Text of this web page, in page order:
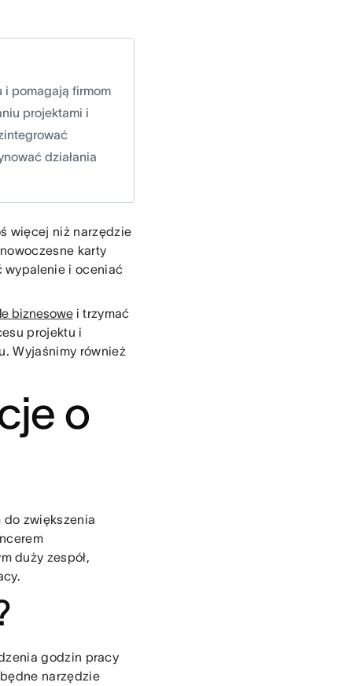
i pomagają firmom
projektami i
działania
więcej niż narzędzie
karty
wypalenie i oceniać
biznesowei trzymać
projektu i
Wyjaśnimy również
o
do zwiększenia
duży zespół,
godzin pracy
narzędzie